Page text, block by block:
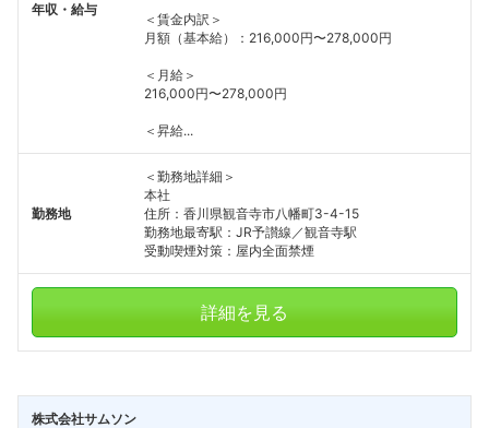
年収・給与
＜賃金内訳＞
月額（基本給）：216,000円〜278,000円
＜月給＞
216,000円〜278,000円
＜昇給...
勤務地
＜勤務地詳細＞
本社
住所：香川県観音寺市八幡町3-4-15
勤務地最寄駅：JR予讃線／観音寺駅
受動喫煙対策：屋内全面禁煙
詳細を見る
株式会社サムソン